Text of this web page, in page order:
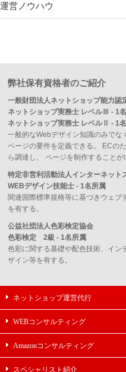
運営ノウハウ
弊社保有資格者のご紹介
一般財団法人ネットショップ能力認
ネットショップ実務士 レベルⅢ - 1
ネットショップ実務士 レベルⅡ - 1
一般的なWebデザイン知識のみでな
ページの要件を定義できる。 ECの
ら調達し、 ページを制作することが
特定非営利活動法人インターネット
WEBデザイン技能士 - 1名所属
関連国際標準規格等に基づきウェ
を有する。
公益社団法人色彩検定協会
色彩検定 2級 - 1名所属
色彩に関する基礎や配色技術、イ
ザイン等を有する。
ネットショップ運営代行
WEBコンサルティング
Amazonコンサルティング
スペシャリスト紹介